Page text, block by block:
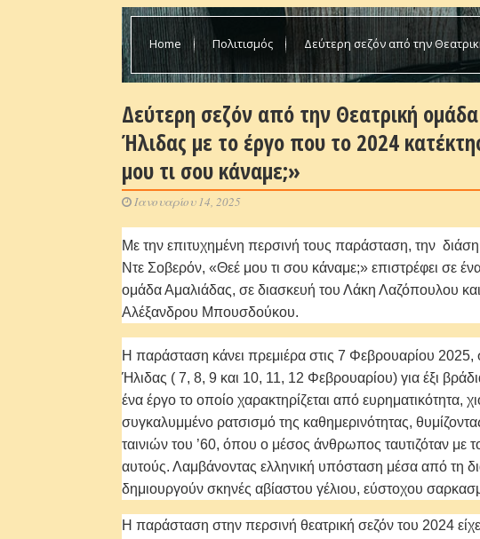
Home Πολιτισμός Δεύτερη σεζόν από την
Δεύτερη σεζόν από την Θεατρική
Ήλιδας με το έργο που το 2024
μου τι σου κάναμε;»
Ιανουαρίου 14, 2025
Με την επιτυχημένη περσινή τους παράσταση, την
Ντε Σοβερόν, «Θεέ μου τι σου κάναμε;» επιστρέφει σε
ομάδα Αμαλιάδας, σε διασκευή του Λάκη Λαζόπουλου
Αλέξανδρου Μπουσδούκου.
Η παράσταση κάνει πρεμιέρα στις 7 Φεβρουαρίου
Ήλιδας ( 7, 8, 9 και 10, 11, 12 Φεβρουαρίου) για έξι
ένα έργο το οποίο χαρακτηρίζεται από ευρηματικότητα,
συγκαλυμμένο ρατσισμό της καθημερινότητας,
ταινιών του ’60, όπου ο μέσος άνθρωπος ταυτιζόταν
αυτούς. Λαμβάνοντας ελληνική υπόσταση μέσα από τη
δημιουργούν σκηνές αβίαστου γέλιου, εύστοχου
Η παράσταση στην περσινή θεατρική σεζόν του 2024